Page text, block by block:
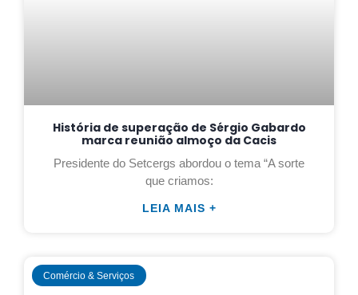
História de superação de Sérgio Gabardo
marca reunião almoço da Cacis
Presidente do Setcergs abordou o tema “A sorte
que criamos:
LEIA MAIS +
Comércio & Serviços